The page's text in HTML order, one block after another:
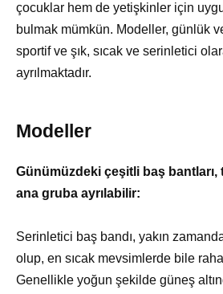
çocuklar hem de yetişkinler için
bulmak mümkün. Modeller, günlük
sportif ve şık, sıcak ve serinletici
ayrılmaktadır.
Modeller
Günümüzdeki çeşitli baş
ana gruba ayrılabilir:
Serinletici baş bandı, yakın
olup, en sıcak mevsimlerde bile
Genellikle yoğun şekilde güneş